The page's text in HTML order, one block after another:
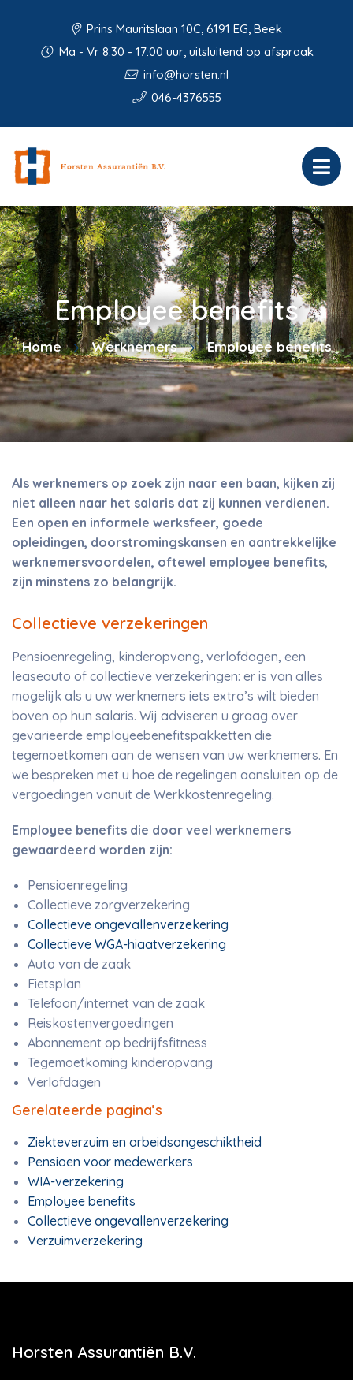
Prins Mauritslaan 10C, 6191 EG, Beek
Ma - Vr 8:30 - 17:00 uur, uitsluitend op afspraak
info@horsten.nl
046-4376555
Employee benefits
Home Werknemers Employee benefits
Als werknemers op zoek zijn naar een baan, kijken zij
niet alleen naar het salaris dat zij kunnen verdienen.
Een open en informele werksfeer, goede
opleidingen, doorstromingskansen en aantrekkelijke
werknemersvoordelen, oftewel employee benefits,
zijn minstens zo belangrijk.
Collectieve verzekeringen
Pensioenregeling, kinderopvang, verlofdagen, een
leaseauto of collectieve verzekeringen: er is van alles
mogelijk als u uw werknemers iets extra’s wilt bieden
boven op hun salaris. Wij adviseren u graag over
gevarieerde employeebenefitspakketten die
tegemoetkomen aan de wensen van uw werknemers. En
we bespreken met u hoe de regelingen aansluiten op de
vergoedingen vanuit de Werkkostenregeling.
Employee benefits die door veel werknemers
gewaardeerd worden zijn:
Pensioenregeling
Collectieve zorgverzekering
Collectieve ongevallenverzekering
Collectieve WGA-hiaatverzekering
Auto van de zaak
Fietsplan
Telefoon/internet van de zaak
Reiskostenvergoedingen
Abonnement op bedrijfsfitness
Tegemoetkoming kinderopvang
Verlofdagen
Gerelateerde pagina’s
Ziekteverzuim en arbeidsongeschiktheid
Pensioen voor medewerkers
WIA-verzekering
Employee benefits
Collectieve ongevallenverzekering
Verzuimverzekering
Horsten Assurantiën B.V.